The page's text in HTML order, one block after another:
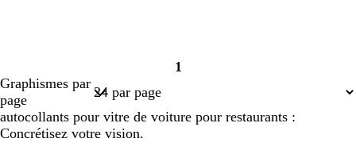
Page
1
Graphismes par
page
autocollants pour vitre de voiture pour restaurants :
Concrétisez votre vision.